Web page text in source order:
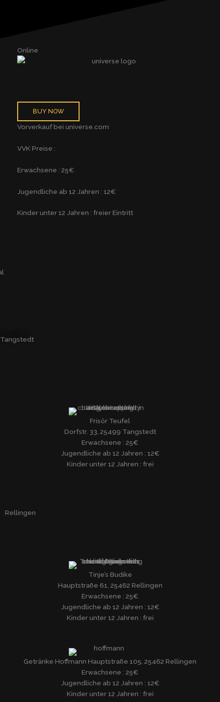
Online
BUY NOW
Vorverkauf bei universe.com
VVK Preise :
Erwachsene : 25€
Jugendliche ab 12 Jahren : 12€
Kinder unter 12 Jahren : freier Eintritt
Tangstedt
Frisör Teufel
Dorfstr. 33, 25499 Tangstedt
Erwachsene : 25€
Jugendliche ab 12 Jahren : 12€
Kinder unter 12 Jahren : frei
Rellingen
Tinje’s Budike
Hauptstraße 61, 25462 Rellingen
Erwachsene : 25€
Jugendliche ab 12 Jahren : 12€
Kinder unter 12 Jahren : frei
Getränke Hoffmann Hauptstraße 105, 25462 Rellingen
Erwachsene : 25€
Jugendliche ab 12 Jahren : 12€
Kinder unter 12 Jahren : frei